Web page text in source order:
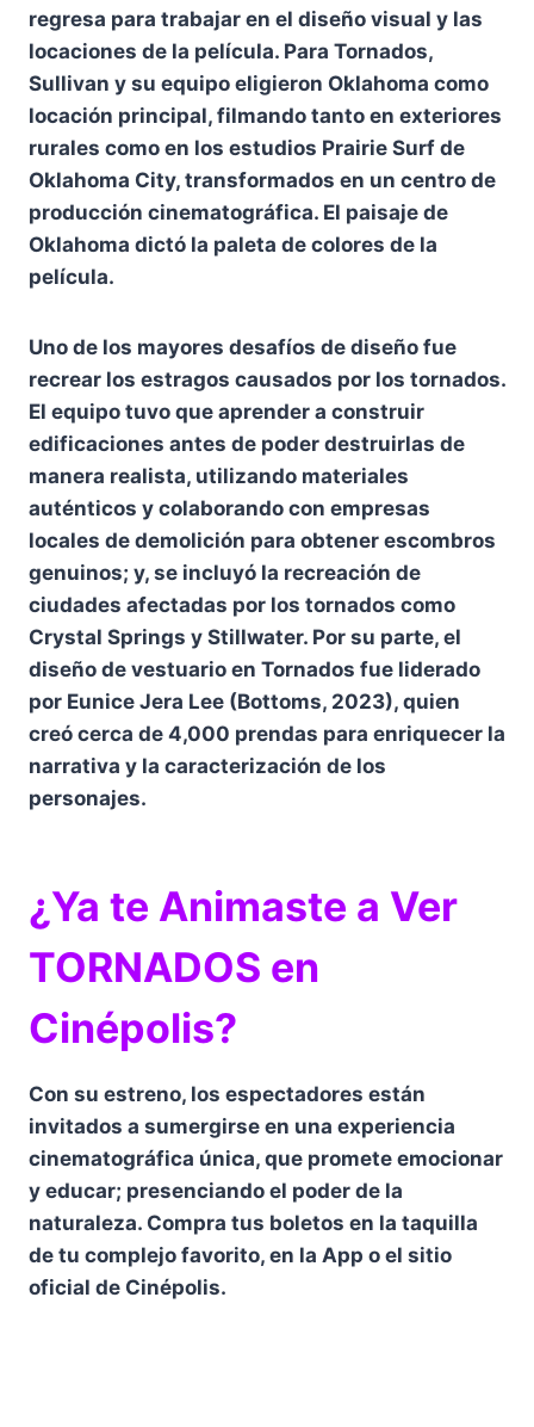
regresa para trabajar en el diseño visual y las
locaciones de la película. Para Tornados,
Sullivan y su equipo eligieron Oklahoma como
locación principal, filmando tanto en exteriores
rurales como en los estudios Prairie Surf de
Oklahoma City, transformados en un centro de
producción cinematográfica. El paisaje de
Oklahoma dictó la paleta de colores de la
película.
Uno de los mayores desafíos de diseño fue
recrear los estragos causados por los tornados.
El equipo tuvo que aprender a construir
edificaciones antes de poder destruirlas de
manera realista, utilizando materiales
auténticos y colaborando con empresas
locales de demolición para obtener escombros
genuinos; y, se incluyó la recreación de
ciudades afectadas por los tornados como
Crystal Springs y Stillwater. Por su parte, el
diseño de vestuario en Tornados fue liderado
por Eunice Jera Lee (Bottoms, 2023), quien
creó cerca de 4,000 prendas para enriquecer la
narrativa y la caracterización de los
personajes.
¿Ya te Animaste a Ver
TORNADOS en
Cinépolis?
Con su estreno, los espectadores están
invitados a sumergirse en una experiencia
cinematográfica única, que promete emocionar
y educar; presenciando el poder de la
naturaleza. Compra tus boletos en la taquilla
de tu complejo favorito, en la App o el sitio
oficial de Cinépolis.